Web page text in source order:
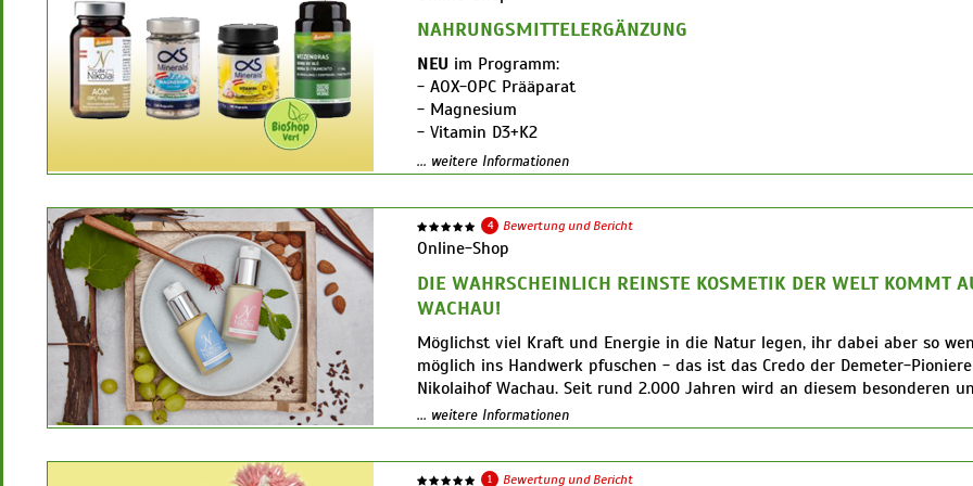
www.bioshop-verl.de/sekt-champagner
Sekt/Prosecco/Crémant
Deutschland, Frankreich, Italien, Österreich, Spanien
www.bioshop-verl.de/sekt-prosecco
NAHRUNGSMITTELERGÄNZUNG
NEU im Programm:
- AOX-OPC Prääparat
- Magnesium
- Vitamin D3+K2
- Gerstengras
- Weizengras
... weitere Informationen
4 Bewertung und Bericht
Online-Shop
DIE WAHRSCHEINLICH REINSTE KOSMETIK DER WELT KOMMT
WACHAU!
Möglichst viel Kraft und Energie in die Natur legen, ihr dabei aber so
möglich ins Handwerk pfuschen - das ist das Credo der Demeter-
Nikolaihof Wachau. Seit rund 2.000 Jahren wird an diesem besonderen
historischen Kraftort in der Wachau Wein hergestellt, seit nunmehr 45
man – zum Wohle der Natur – den strengsten Regeln der biologisch-
Landwirtschaft rund um Demeter. Von dieser lebensbejahenden
Tier- und Umwelt profitiert auch dieNikolai - die bio-dynamische
... weitere Informationen
1 Bewertung und Bericht